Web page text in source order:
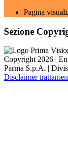
Pagina
Sezione
Copyright 2026 |
Parma S.p.A. |
Disclaimer